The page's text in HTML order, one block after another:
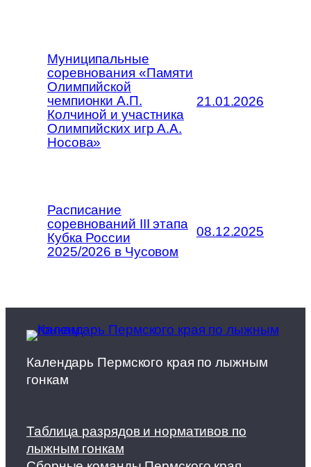
Муниципальные
соревнования «Памяти
Олимпийской
чемпионки А.П.
Колчиной и участника
Олимпийских игр А.А.
Носова»
21.01.2026
Расписание
соревнований III этапа
Кубка России
2025/2026 в Чусовом
08.12.2025
Календарь Пермского края по лыжным
гонкам
Таблица разрядов и нормативов по
лыжным гонкам